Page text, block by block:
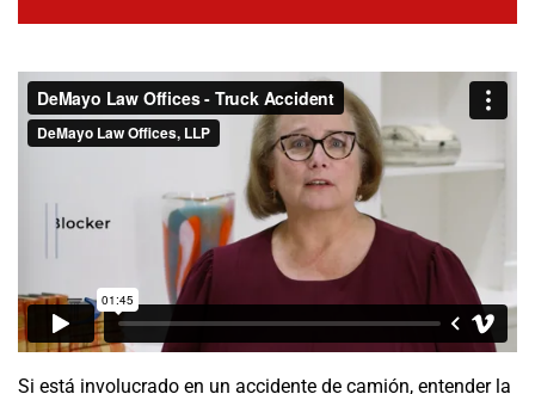
Si está involucrado en un accidente de camión, entender la